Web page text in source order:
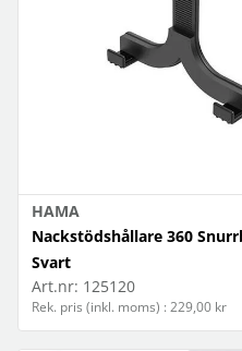
HAMA
Nackstödshållare 360
Svart
Art.nr: 125120
Rek. pris (inkl. moms) : 229,00 kr